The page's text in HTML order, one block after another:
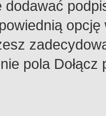
dodawać
pola